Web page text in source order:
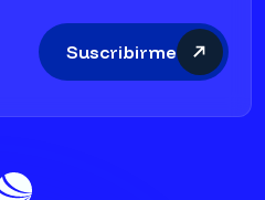
Suscribirme